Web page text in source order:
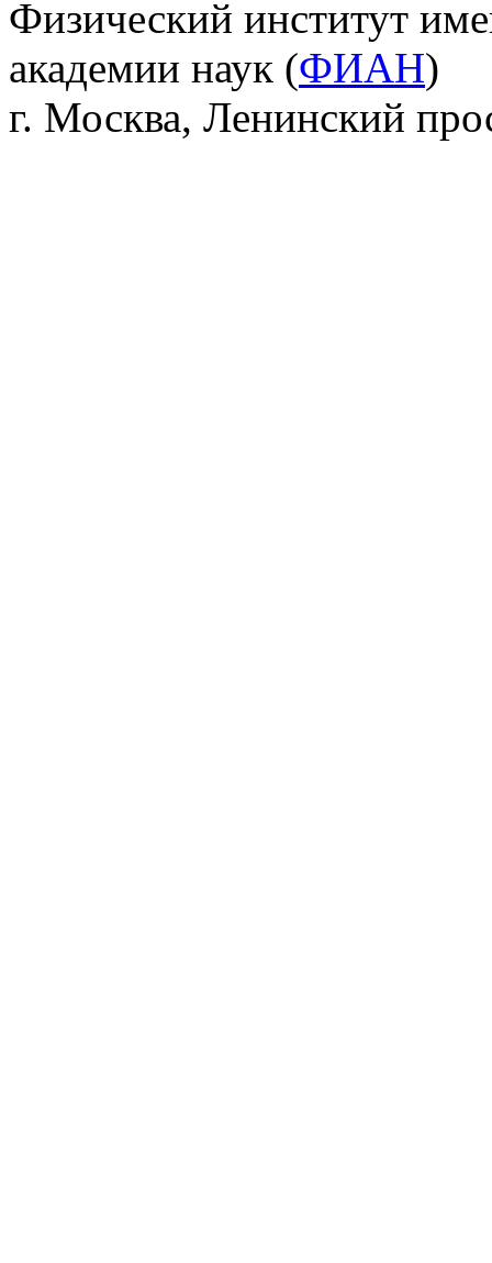
Физический институт
академии наук (ФИАН)
г. Москва, Ленинский